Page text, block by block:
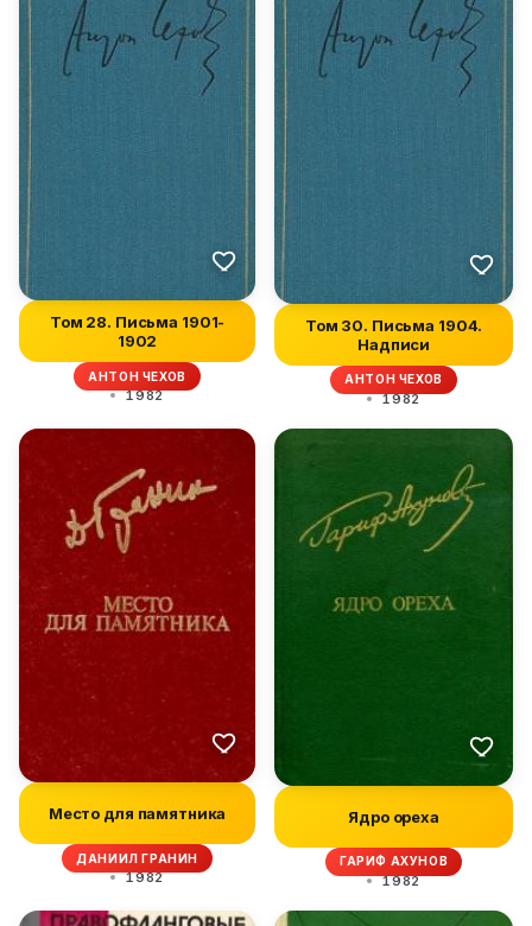
Том 28. Письма 1901-
1902
АНТОН ЧЕХОВ
1982
Том 30. Письма 1904.
Надписи
АНТОН ЧЕХОВ
1982
Место для памятника
ДАНИИЛ ГРАНИН
1982
Ядро ореха
ГАРИФ АХУНОВ
1982